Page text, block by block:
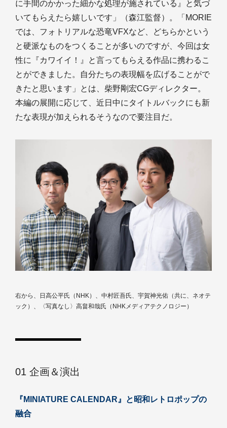
に手間のかかった細かな処理が施されている』と気づ
いてもらえたら嬉しいです」（森江監督）。「MORIE
では、フォトリアルな恐竜VFXなど、どちらかという
と硬派なものをつくることが多いのですが、今回は女
性に『カワイイ！』と言ってもらえる作品に携わるこ
とができました。自分たちの表現幅を広げることがで
きたと思います」とは、柴野剛宏CGディレクター。
本編の展開に応じて、近日中にタイトルバックにも新
たな表現が加えられるそうなので要注目だ。
右から、日高公平氏（NHK）、中村匠吾氏、宇賀神光佑（共に、ネオテ
ック）、〈写真なし〉高畠和哉氏（NHKメディアテクノロジー）
01 企画＆演出
『MINIATURE CALENDAR』と昭和レトロポップの
融合